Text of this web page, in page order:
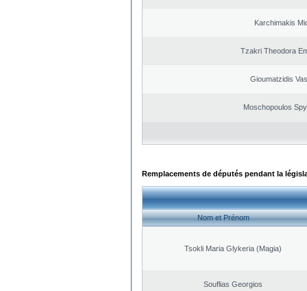
Karchimakis
Tzakri Theodora
Gioumatzidis
Moschopoulos
Remplacements de députés pendant la
Nom et Prénom
Tsokli Maria Glykeria (Magia)
Souflias Georgios